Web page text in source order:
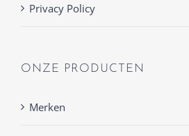
Privacy Policy
ONZE PRODUCTEN
Merken